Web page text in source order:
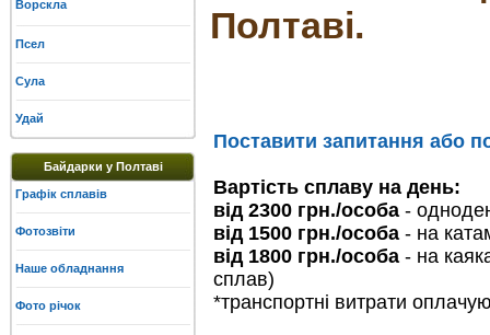
Ворскла
Псел
Сула
Удай
Байдарки у Полтаві
Графік сплавів
Фотозвіти
Наше обладнання
Фото річок
Полтаві.
Поставити запитання або
Вартість сплаву на день:
від 2300 грн./особа -
від 1500 грн./особа - на
від 1800 грн./особа - на
сплав)
*транспортні витрати